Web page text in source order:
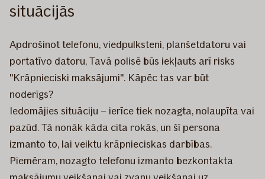
situācijās
Apdrošinot telefonu, viedpulksteni, planšetdatoru vai
portatīvo datoru, Tavā polisē būs iekļauts arī risks
"Krāpnieciski maksājumi". Kāpēc tas var būt
noderīgs?
Iedomājies situāciju – ierīce tiek nozagta, nolaupīta vai
pazūd. Tā nonāk kāda cita rokās, un šī persona
izmanto to, lai veiktu krāpnieciskas darbības.
Piemēram, nozagto telefonu izmanto bezkontakta